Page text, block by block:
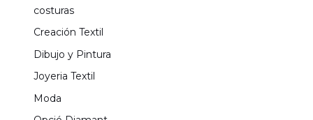
costuras
Creación Textil
Dibujo y Pintura
Joyeria Textil
Moda